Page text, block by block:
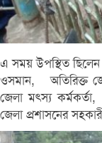
এ সময় উপস্থিত
ওসমান, অতিরিক্ত
জেলা মৎস্য
জেলা প্রশাসনের